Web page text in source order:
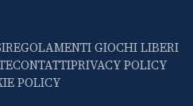
REGOLAMENTI GIOCHI LIBERI
CONTATTIPRIVACY POLICY
POLICY